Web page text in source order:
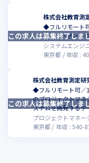
株式会社教育測
◆フルリモート
程とコーディン
システムエンジ
東京都
年収 :
この求人は募集終了しま
株式会社教育測定研
◆フルリモート可／
のプロジェクトマネ
ステムを開発するチ
プロジェクトマネー
東京都
年収 : 540-
この求人は募集終了しま